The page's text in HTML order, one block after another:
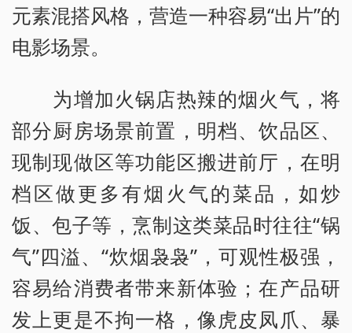
元素混搭风格，营造一种容易“出片”的
电影场景。
为增加火锅店热辣的烟火气，将
部分厨房场景前置，明档、饮品区、
现制现做区等功能区搬进前厅，在明
档区做更多有烟火气的菜品，如炒
饭、包子等，烹制这类菜品时往往“锅
气”四溢、“炊烟袅袅”，可观性极强，
容易给消费者带来新体验；在产品研
发上更是不拘一格，像虎皮凤爪、暴